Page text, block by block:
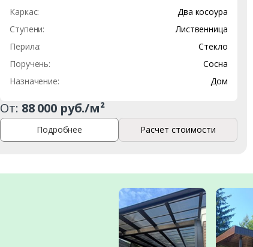
Ваше имя*
Ваш телефон*
Каркас:
Два косоура
Ступени:
Лиственница
Перила:
Стекло
Поручень:
Сосна
Назначение:
Дом
От: 88 000 руб./м²
Подробнее Расчет стоимости